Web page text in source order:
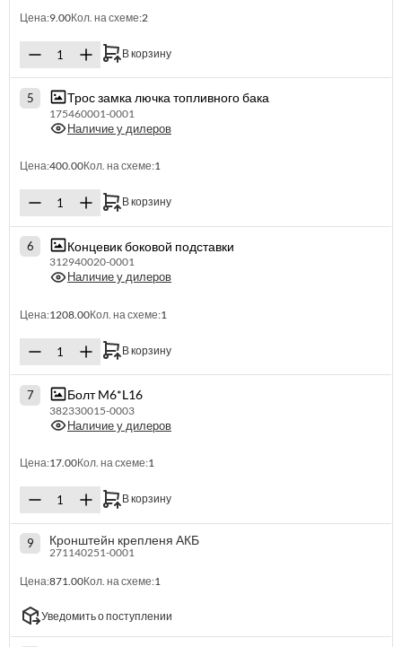
Цена:9.00Кол. на схеме:2
В корзину
5 Трос замка лючка топливного бака
175460001-0001
Наличие у дилеров
Цена:400.00Кол. на схеме:1
В корзину
6 Концевик боковой подставки
312940020-0001
Наличие у дилеров
Цена:1208.00Кол. на схеме:1
В корзину
7 Болт M6*L16
382330015-0003
Наличие у дилеров
Цена:17.00Кол. на схеме:1
В корзину
9 Кронштейн крепленя АКБ
271140251-0001
Цена:871.00Кол. на схеме:1
Уведомить о поступлении